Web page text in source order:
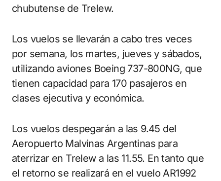
chubutense de Trelew.
Los vuelos se llevarán a cabo tres veces
por semana, los martes, jueves y sábados,
utilizando aviones Boeing 737-800NG, que
tienen capacidad para 170 pasajeros en
clases ejecutiva y económica.
Los vuelos despegarán a las 9.45 del
Aeropuerto Malvinas Argentinas para
aterrizar en Trelew a las 11.55. En tanto que
el retorno se realizará en el vuelo AR1992